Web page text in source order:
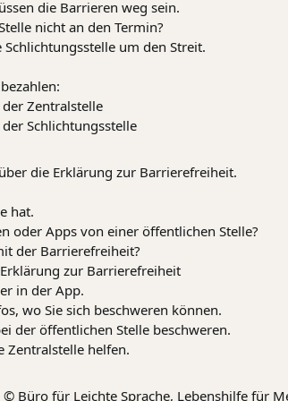
die Barrieren weg sein.
nicht an den Termin?
um den Streit.
Zentralstelle
Schlichtungsstelle
die Erklärung zur Barrierefreiheit.
hat.
oder Apps von einer öffentlichen Stelle?
der Barrierefreiheit?
zur Barrierefreiheit
in der App.
wo Sie sich beschweren können.
der öffentlichen Stelle beschweren.
Zentralstelle helfen.
© Büro für Leichte Sprache, Lebenshilfe für